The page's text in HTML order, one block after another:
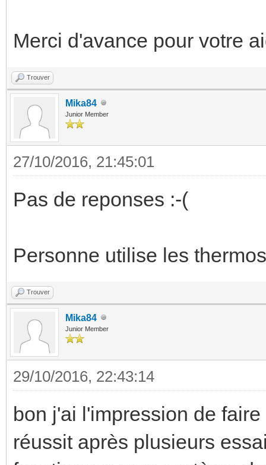
Merci d'avance pour votre
Trouver
Mika84
Junior Member
27/10/2016, 21:45:01
Pas de reponses :-(
Personne utilise les
Trouver
Mika84
Junior Member
29/10/2016, 22:43:14
bon j'ai l'impression de
réussit après plusieurs